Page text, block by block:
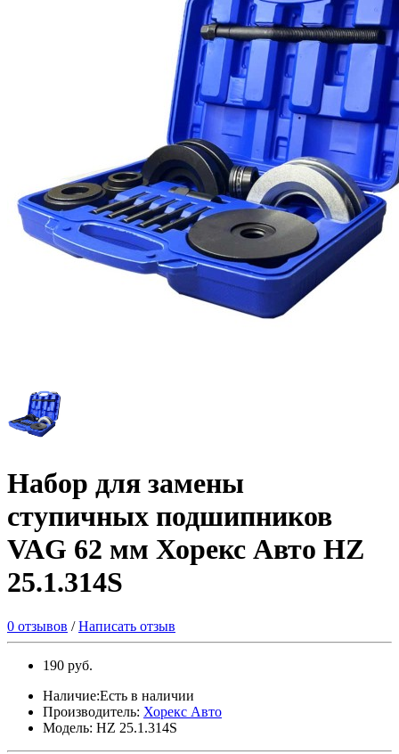
Набор для замены
ступичных подшипников
VAG 62 мм Хорекс Авто HZ
25.1.314S
0 отзывов /Написать отзыв
190 руб.
Наличие:Есть в наличии
Производитель: Хорекс Авто
Модель: HZ 25.1.314S